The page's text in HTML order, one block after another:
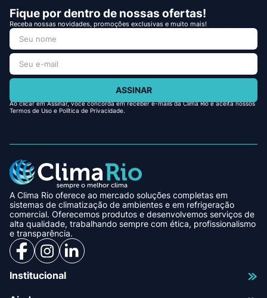
Fique por dentro de nossas ofertas!
Receba nossas novidades, promoções exclusivas e muito mais!
ASSINAR
Ao clicar em Assinar, você concorda em receber e-mails da Clima Rio e aceita nossos
Termos de Uso e Política de Privacidade.
A Clima Rio oferece ao mercado soluções completas em
sistemas de climatização de ambientes e em refrigeração
comercial. Oferecemos produtos e desenvolvemos serviços de
alta qualidade, trabalhando sempre com ética, profissionalismo
e transparência.
Institucional